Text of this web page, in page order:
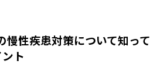
慢性疾患対策について知って
ト